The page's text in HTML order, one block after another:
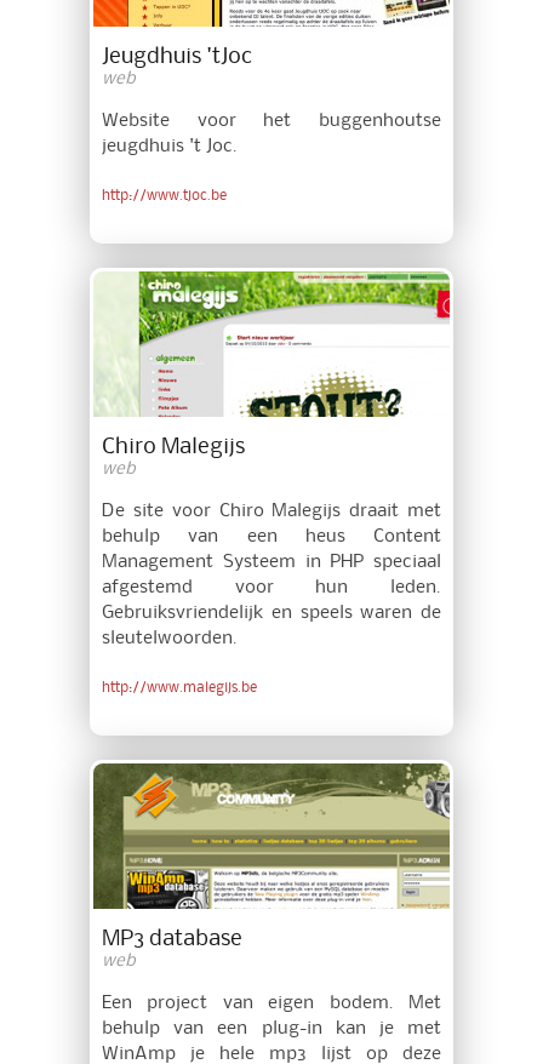
Jeugdhuis 'tJoc
web
Website voor het buggenhoutse
jeugdhuis 't Joc.
http://www.tjoc.be
Chiro Malegijs
web
De site voor Chiro Malegijs draait met
behulp van een heus Content
Management Systeem in PHP speciaal
afgestemd voor hun leden.
Gebruiksvriendelijk en speels waren de
sleutelwoorden.
http://www.malegijs.be
MP3 database
web
Een project van eigen bodem. Met
behulp van een plug-in kan je met
WinAmp je hele mp3 lijst op deze